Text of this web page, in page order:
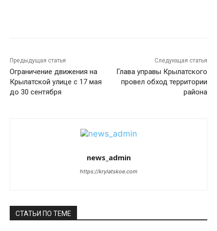
Предыдущая статья
Ограничение движения на
Крылатской улице с 17 мая
до 30 сентября
Следующая статья
Глава управы Крылатского
провел обход территории
района
news_admin
https://krylatskoe.com
СТАТЬИ ПО ТЕМЕ